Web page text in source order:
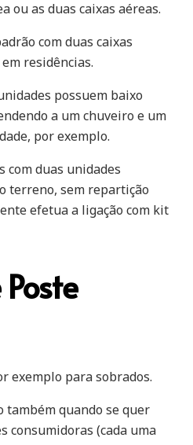
ou as duas caixas aéreas.
com duas caixas
residências.
possuem baixo
a um chuveiro e um
por exemplo.
com duas unidades
terreno, sem repartição
efetua a ligação com kit
exemplo para sobrados.
quando se quer
consumidoras (cada uma